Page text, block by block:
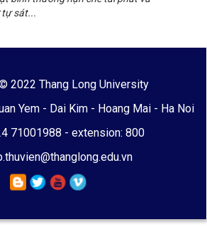
tự sát...
2022 Thang Long University
Yem - Dai Kim - Hoang Mai - Ha Noi
71001988 - extension: 800